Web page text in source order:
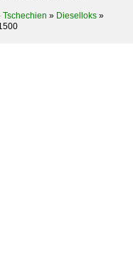
Tschechien » Dieselloks »